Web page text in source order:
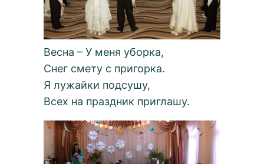
Весна – У меня уборка,
Снег смету с пригорка.
Я лужайки подсушу,
Всех на праздник приглашу.